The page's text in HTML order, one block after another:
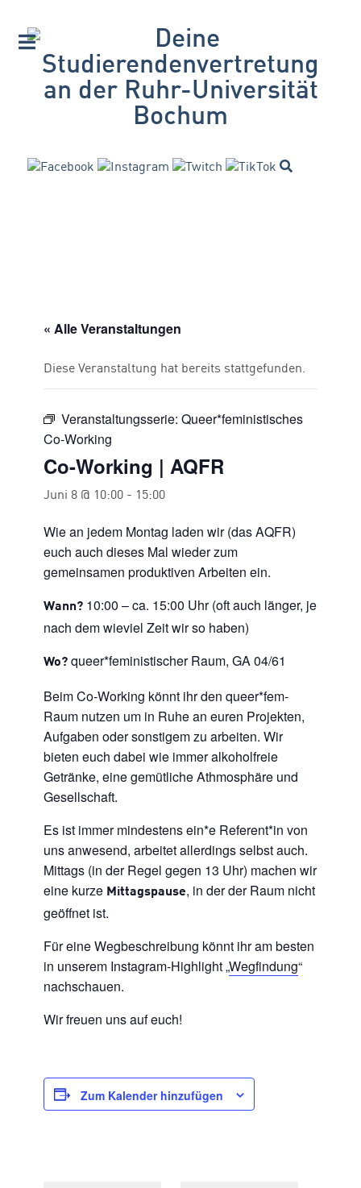
« Alle Veranstaltungen
Diese Veranstaltung hat bereits stattgefunden.
Veranstaltungsserie: Queer*feministisches
Co-Working
Co-Working | AQFR
Juni 8 @ 10:00 - 15:00
Wie an jedem Montag laden wir (das AQFR)
euch auch dieses Mal wieder zum
gemeinsamen produktiven Arbeiten ein.
Wann? 10:00 – ca. 15:00 Uhr (oft auch länger, je
nach dem wieviel Zeit wir so haben)
Wo? queer*feministischer Raum, GA 04/61
Beim Co-Working könnt ihr den queer*fem-
Raum nutzen um in Ruhe an euren Projekten,
Aufgaben oder sonstigem zu arbeiten. Wir
bieten euch dabei wie immer alkoholfreie
Getränke, eine gemütliche Athmosphäre und
Gesellschaft.
Es ist immer mindestens ein*e Referent*in von
uns anwesend, arbeitet allerdings selbst auch.
Mittags (in der Regel gegen 13 Uhr) machen wir
eine kurze Mittagspause, in der der Raum nicht
geöffnet ist.
Für eine Wegbeschreibung könnt ihr am besten
in unserem Instagram-Highlight „Wegfindung“
nachschauen.
Wir freuen uns auf euch!
Zum Kalender hinzufügen